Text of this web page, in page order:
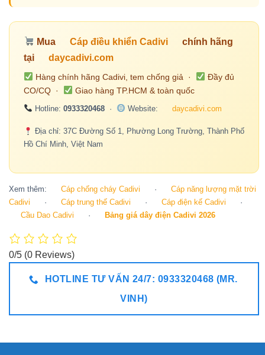
Mua Cáp điều khiển Cadivi
chính hãng
tại
daycadivi.com
Hàng chính hãng Cadivi, tem chống giả ·
Đầy đủ
CO/CQ ·
Giao hàng TP.HCM & toàn quốc
Hotline: 0933320468· Website: daycadivi.com
Địa chỉ: 37C Đường Số 1, Phường Long Trường, Thành Phố
Hồ Chí Minh, Việt Nam
Xem thêm: Cáp chống cháy Cadivi ·
Cáp năng lượng mặt trời
Cadivi
· Cáp trung thế Cadivi · Cáp điện kế Cadivi
·
Cầu Dao Cadivi
· Bảng giá dây điện Cadivi 2026
0/5 (0 Reviews)
HOTLINE TƯ VẤN 24/7: 0933320468 (MR.
VINH)